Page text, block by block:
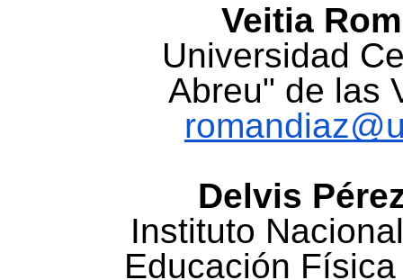
Veitia
Universidad
Abreu" de las
Delvis
Instituto
Educación